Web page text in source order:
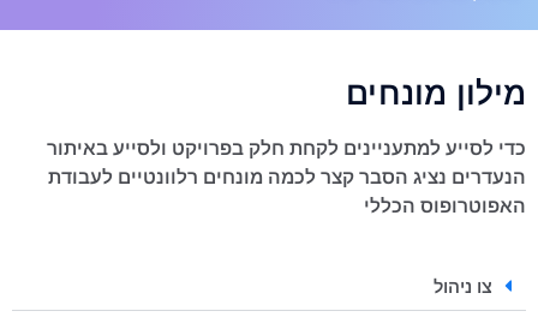
מילון מונחים
כדי לסייע למתעניינים לקחת חלק בפרויקט ולסייע באיתור
הנעדרים נציג הסבר קצר לכמה מונחים רלוונטיים לעבודת
האפוטרופוס הכללי
צו ניהול